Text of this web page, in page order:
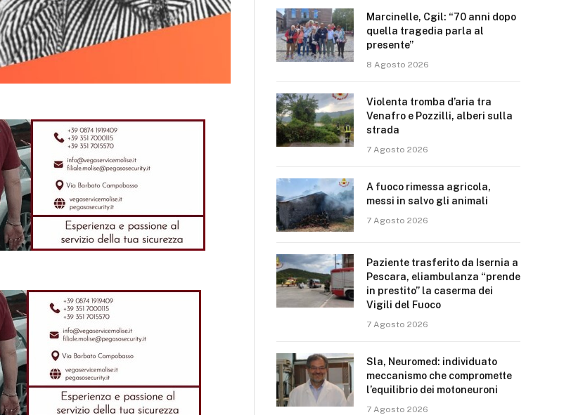
Marcinelle, Cgil: “70 anni dopo
quella tragedia parla al
presente”
8 Agosto 2026
Violenta tromba d’aria tra
Venafro e Pozzilli, alberi sulla
strada
7 Agosto 2026
A fuoco rimessa agricola,
messi in salvo gli animali
7 Agosto 2026
Paziente trasferito da Isernia a
Pescara, eliambulanza “prende
in prestito” la caserma dei
Vigili del Fuoco
7 Agosto 2026
Sla, Neuromed: individuato
meccanismo che compromette
l’equilibrio dei motoneuroni
7 Agosto 2026